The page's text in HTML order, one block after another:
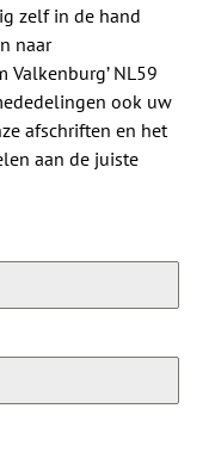
zelf in de hand
naar
Valkenburg’ NL59
ook uw
afschriften en het
aan de juiste